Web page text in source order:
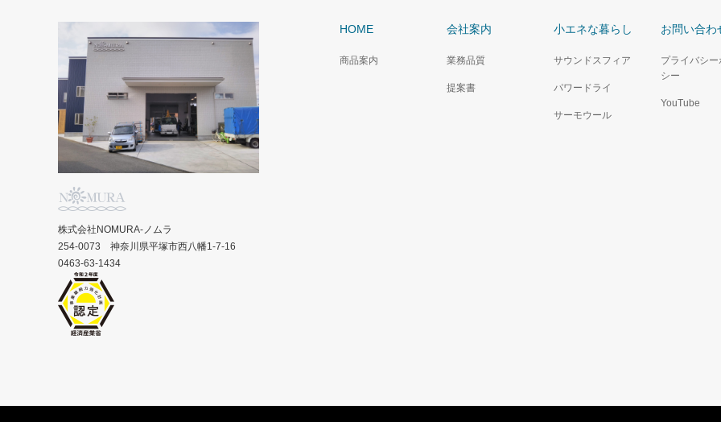
HOME
商品案内
会社案内
業務品質
提案書
小エネな暮らし
サウンドスフィア
パワードライ
サーモウール
お問い合わ
プライバシー
シー
YouTube
株式会社NOMURA-ノムラ
254-0073 神奈川県平塚市西八幡1-7-16
0463-63-1434